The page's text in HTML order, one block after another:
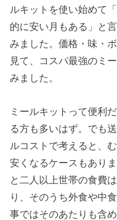
ルキットを使い始めて
的に安い月もある」と
みました。価格・味・
見て、コスパ最強のミ
みました。
ミールキットって便利
る方も多いはず。でも
ルコストで考えると、
安くなるケースもあり
と二人以上世帯の食費
り、そのうち外食や中
事ではそのあたりも含